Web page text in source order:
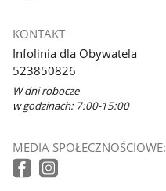
KONTAKT
Infolinia dla Obywatela
523850826
W dni robocze
w godzinach: 7:00-15:00
MEDIA SPOŁECZNOŚCIOWE: